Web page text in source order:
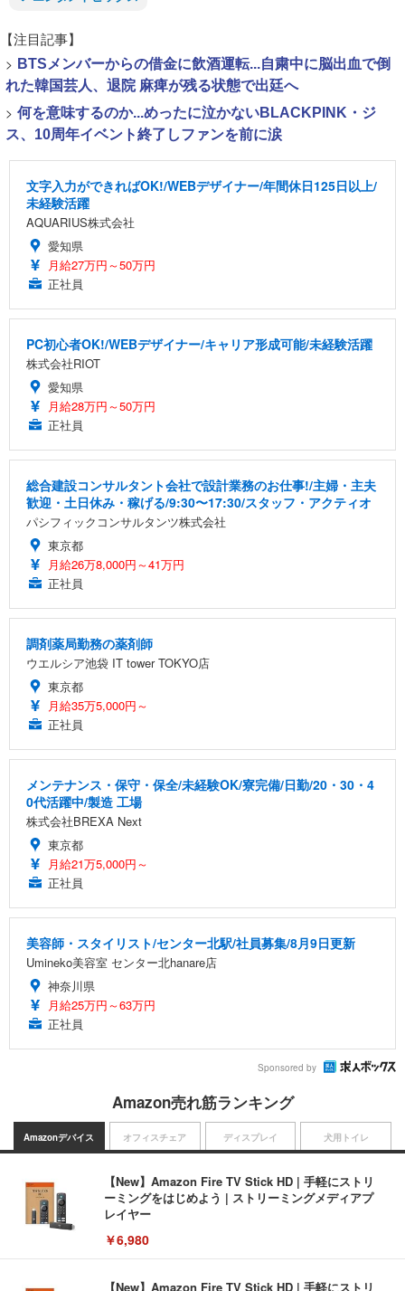
【注目記事】
> BTSメンバーからの借金に飲酒運転...自粛中に脳出血で倒
れた韓国芸人、退院 麻痺が残る状態で出廷へ
> 何を意味するのか...めったに泣かないBLACKPINK・ジ
ス、10周年イベント終了しファンを前に涙
文字入力ができればOK!/WEBデザイナー/年間休日125日以上/
未経験活躍
AQUARIUS株式会社
愛知県
月給27万円～50万円
正社員
PC初心者OK!/WEBデザイナー/キャリア形成可能/未経験活躍
株式会社RIOT
愛知県
月給28万円～50万円
正社員
総合建設コンサルタント会社で設計業務のお仕事!/主婦・主夫
歓迎・土日休み・稼げる/9:30〜17:30/スタッフ・アクティオ
パシフィックコンサルタンツ株式会社
東京都
月給26万8,000円～41万円
正社員
調剤薬局勤務の薬剤師
ウエルシア池袋 IT tower TOKYO店
東京都
月給35万5,000円～
正社員
メンテナンス・保守・保全/未経験OK/寮完備/日勤/20・30・4
0代活躍中/製造 工場
株式会社BREXA Next
東京都
月給21万5,000円～
正社員
美容師・スタイリスト/センター北駅/社員募集/8月9日更新
Umineko美容室 センター北hanare店
神奈川県
月給25万円～63万円
正社員
Sponsored by
Amazon売れ筋ランキング
Amazonデバイス
【New】Amazon Fire TV Stick HD | 手軽にストリ
ーミングをはじめよう | ストリーミングメディアプ
レイヤー
￥6,980
【New】Amazon Fire TV Stick HD | 手軽にストリ
オフィスチェア ディスプレイ 犬用トイレ